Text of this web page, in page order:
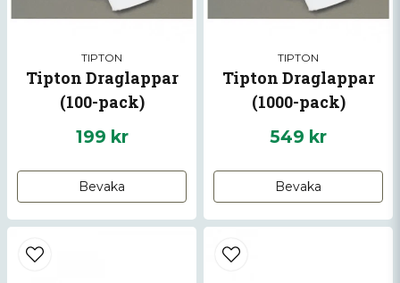
TIPTON
Tipton Draglappar
(100-pack)
199 kr
Bevaka
TIPTON
Tipton Draglappar
(1000-pack)
549 kr
Bevaka